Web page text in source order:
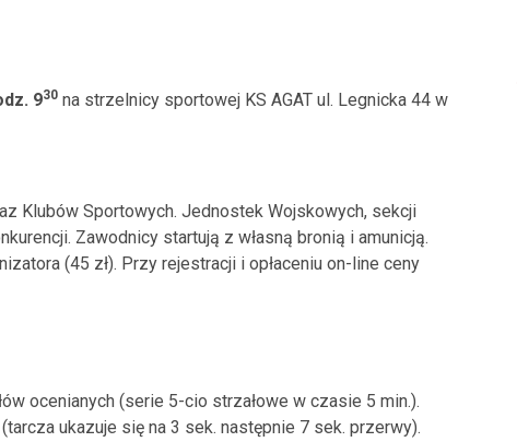
930 na strzelnicy sportowej KS AGAT ul. Legnicka 44 w
Klubów Sportowych. Jednostek Wojskowych, sekcji
Zawodnicy startują z własną bronią i amunicją.
(45 zł). Przy rejestracji i opłaceniu on-line ceny
ocenianych (serie 5-cio strzałowe w czasie 5 min.).
ukazuje się na 3 sek. następnie 7 sek. przerwy).